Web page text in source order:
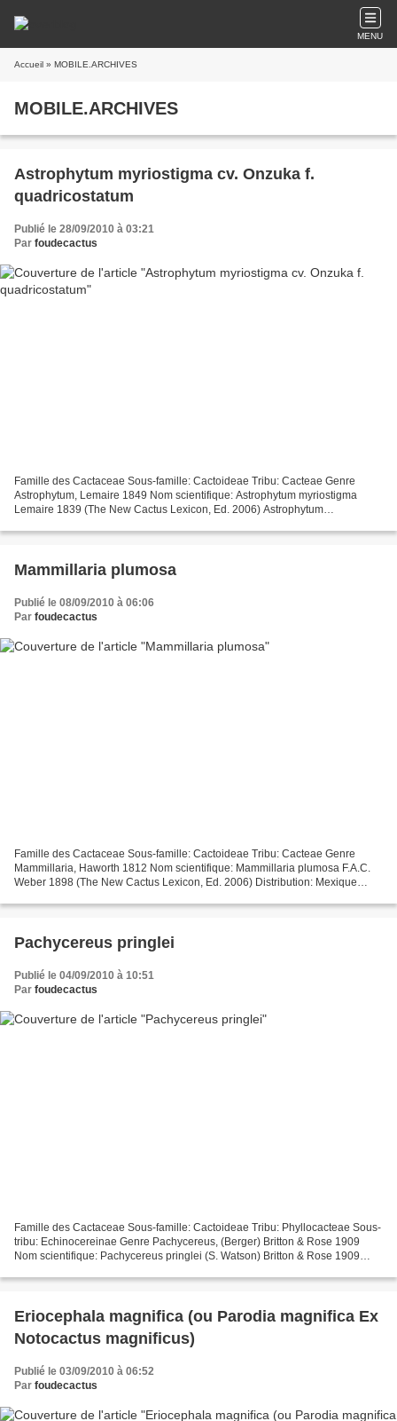
MENU
Accueil » MOBILE.ARCHIVES
MOBILE.ARCHIVES
Astrophytum myriostigma cv. Onzuka f.
quadricostatum
Publié le 28/09/2010 à 03:21
Par foudecactus
Famille des Cactaceae Sous-famille: Cactoideae Tribu: Cacteae Genre
Astrophytum, Lemaire 1849 Nom scientifique: Astrophytum myriostigma
Lemaire 1839 (The New Cactus Lexicon, Ed. 2006) Astrophytum
Mammillaria plumosa
Publié le 08/09/2010 à 06:06
Par foudecactus
Famille des Cactaceae Sous-famille: Cactoideae Tribu: Cacteae Genre
Mammillaria, Haworth 1812 Nom scientifique: Mammillaria plumosa F.A.C.
Weber 1898 (The New Cactus Lexicon, Ed. 2006) Distribution: Mexique
Pachycereus pringlei
Publié le 04/09/2010 à 10:51
Par foudecactus
Famille des Cactaceae Sous-famille: Cactoideae Tribu: Phyllocacteae Sous-
tribu: Echinocereinae Genre Pachycereus, (Berger) Britton & Rose 1909
Nom scientifique: Pachycereus pringlei (S. Watson) Britton & Rose 1909
Eriocephala magnifica (ou Parodia magnifica Ex
Notocactus magnificus)
Publié le 03/09/2010 à 06:52
Par foudecactus